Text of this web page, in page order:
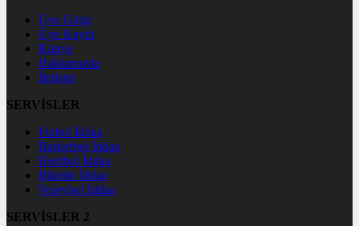
Üye Girişi
Üye Kaydı
Künye
Hakkımızda
İletişim
SERVİSLER
Futbol İddaa
Basketbol İddaa
Hentbol İddaa
Bilardo İddaa
Voleybol İddaa
SERVİSLER 2